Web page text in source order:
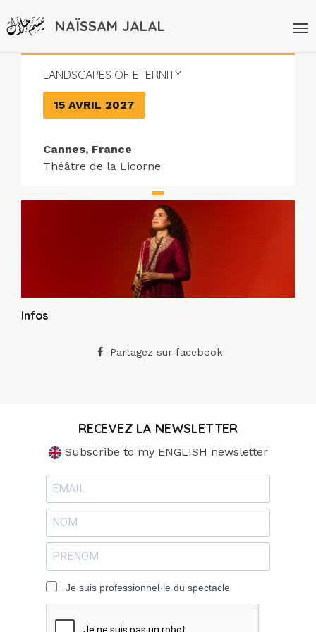
NAÏSSAM JALAL
LANDSCAPES OF ETERNITY
15 AVRIL 2027
Cannes, France
Théâtre de la Licorne
Infos
Partagez sur facebook
RECEVEZ LA NEWSLETTER
Subscribe to my ENGLISH newsletter
Je suis professionnel·le du spectacle